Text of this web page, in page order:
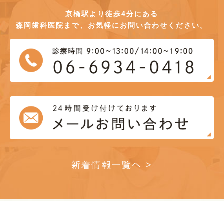
京橋駅より徒歩4分にある
森岡歯科医院まで、お気軽にお問い合わせください。
新着情報一覧へ >